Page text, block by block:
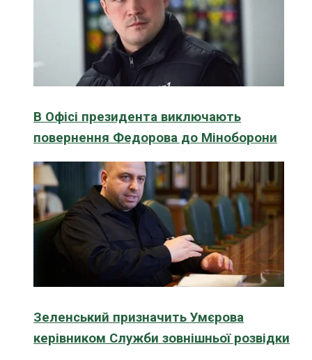
В Офісі президента виключають
повернення Федорова до Міноборони
Зеленський призначить Умєрова
керівником Служби зовнішньої розвідки